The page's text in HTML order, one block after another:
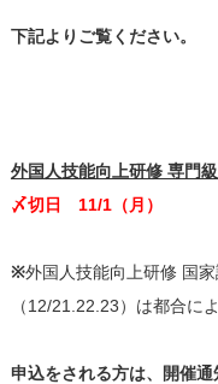
下記よりご覧ください。
外国人技能向上研修 専門
〆切日 11/1（月）
※外国人技能向上研修 国
（12/21.22.23）は都合に
申込をされる方は、開催